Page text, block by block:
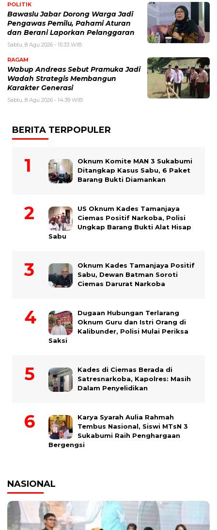
POLITIK
Bawaslu Jabar Dorong Warga Jadi
Pengawas Pemilu, Pahami Aturan
dan Berani Laporkan Pelanggaran
Sabtu, 8 Agu 2026 - 15:33 WIB
RAGAM
Wabup Andreas Sebut Pramuka Jadi
Wadah Strategis Membangun
Karakter Generasi ‎
Sabtu, 8 Agu 2026 - 14:39 WIB
BERITA TERPOPULER
Oknum Komite MAN 3 Sukabumi
Ditangkap Kasus Sabu, 6 Paket
Barang Bukti Diamankan
US Oknum Kades Tamanjaya
Ciemas Positif Narkoba, Polisi
Ungkap Barang Bukti Alat Hisap
Sabu
Oknum Kades Tamanjaya Positif
Sabu, Dewan Batman Soroti
Ciemas Darurat Narkoba
Dugaan Hubungan Terlarang
Oknum Guru dan Istri Orang di
Kalibunder, Polisi Mulai Periksa
Saksi
Kades di Ciemas Berada di
Satresnarkoba, Kapolres: Masih
Dalam Penyelidikan
Karya Syarah Aulia Rahmah
Tembus Nasional, Siswi MTsN 3
Sukabumi Raih Penghargaan
Bergengsi
NASIONAL